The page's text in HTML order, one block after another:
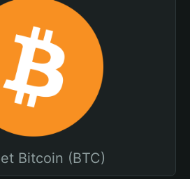
Bitcoin (BTC)